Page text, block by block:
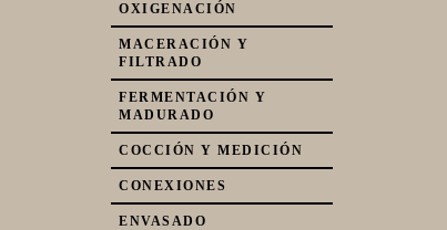
OXIGENACIÓN
MACERACIÓN Y
FILTRADO
FERMENTACIÓN Y
MADURADO
COCCIÓN Y MEDICIÓN
CONEXIONES
ENVASADO